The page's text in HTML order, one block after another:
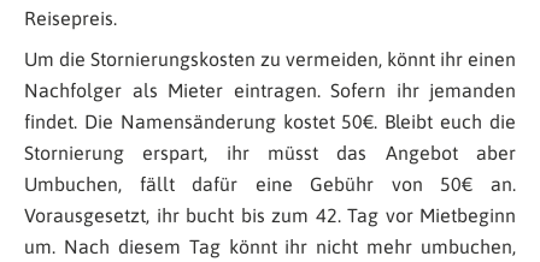
Reisepreis.
Um die Stornierungskosten zu vermeiden, könnt ihr einen
Nachfolger als Mieter eintragen. Sofern ihr jemanden
findet. Die Namensänderung kostet 50€. Bleibt euch die
Stornierung erspart, ihr müsst das Angebot aber
Umbuchen, fällt dafür eine Gebühr von 50€ an.
Vorausgesetzt, ihr bucht bis zum 42. Tag vor Mietbeginn
um. Nach diesem Tag könnt ihr nicht mehr umbuchen,